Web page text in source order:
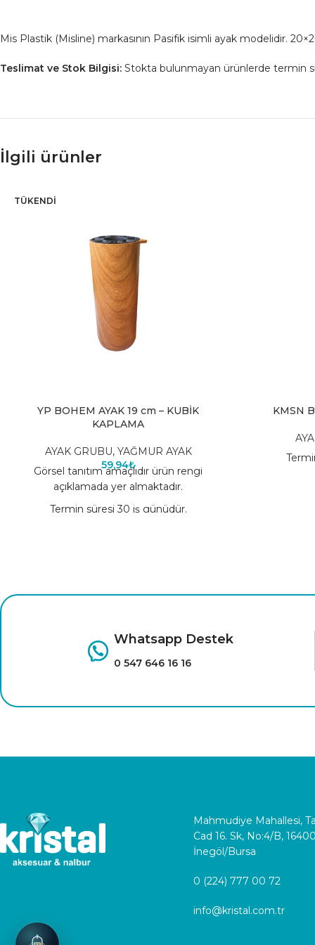
Mis Plastik (Misline) markasının Pasifik isimli ayak modelidir.
Teslimat ve Stok Bilgisi: Stokta bulunmayan ürünlerde termin
İlgili ürünler
TÜKENDI
YP BOHEM AYAK 19 cm – KUBİK
KAPLAMA
AYAK GRUBU, YAĞMUR AYAK
59,94₺
Görsel tanıtım amaçlıdır ürün rengi
açıklamada yer almaktadır.
Termin süresi 30 iş günüdür.
KMSN
Whatsapp Destek
0 547 646 16 16
Mahmudiye Mahallesi,
Cad 16. Sk, No:4/B, 16400
İnegöl/Bursa
0 (224) 777 00 72
info@kristal.com.tr